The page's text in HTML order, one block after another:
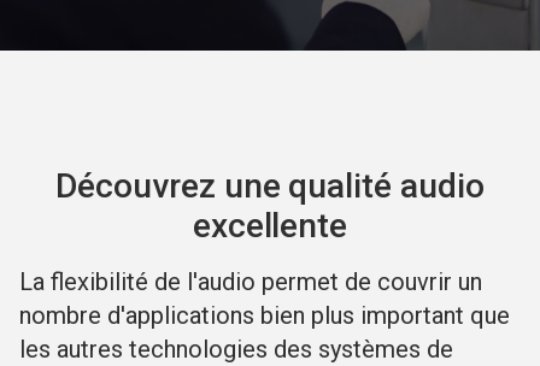
Découvrez une qualité audio
excellente
La flexibilité de l'audio permet de couvrir un
nombre d'applications bien plus important que
les autres technologies des systèmes de